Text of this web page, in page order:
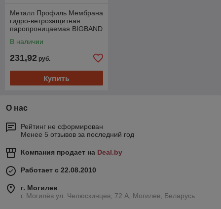
Металл Профиль Мембрана
гидро-ветрозащитная
паропроницаемая BIGBAND
В наличии
231,92 руб.
Купить
О нас
Рейтинг не сформирован
Менее 5 отзывов за последний год
Компания продает на Deal.by
Работает с 22.08.2010
г. Могилев
г. Могилёв ул. Челюскинцев, 72 А, Могилев, Беларусь